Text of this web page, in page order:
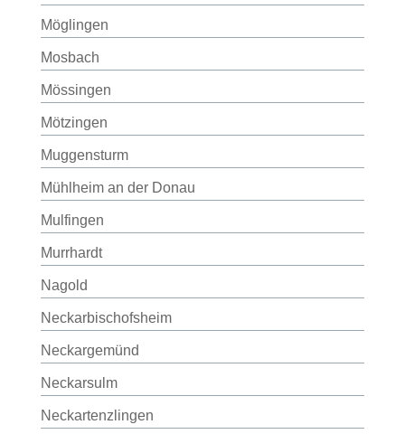
Möglingen
Mosbach
Mössingen
Mötzingen
Muggensturm
Mühlheim an der Donau
Mulfingen
Murrhardt
Nagold
Neckarbischofsheim
Neckargemünd
Neckarsulm
Neckartenzlingen